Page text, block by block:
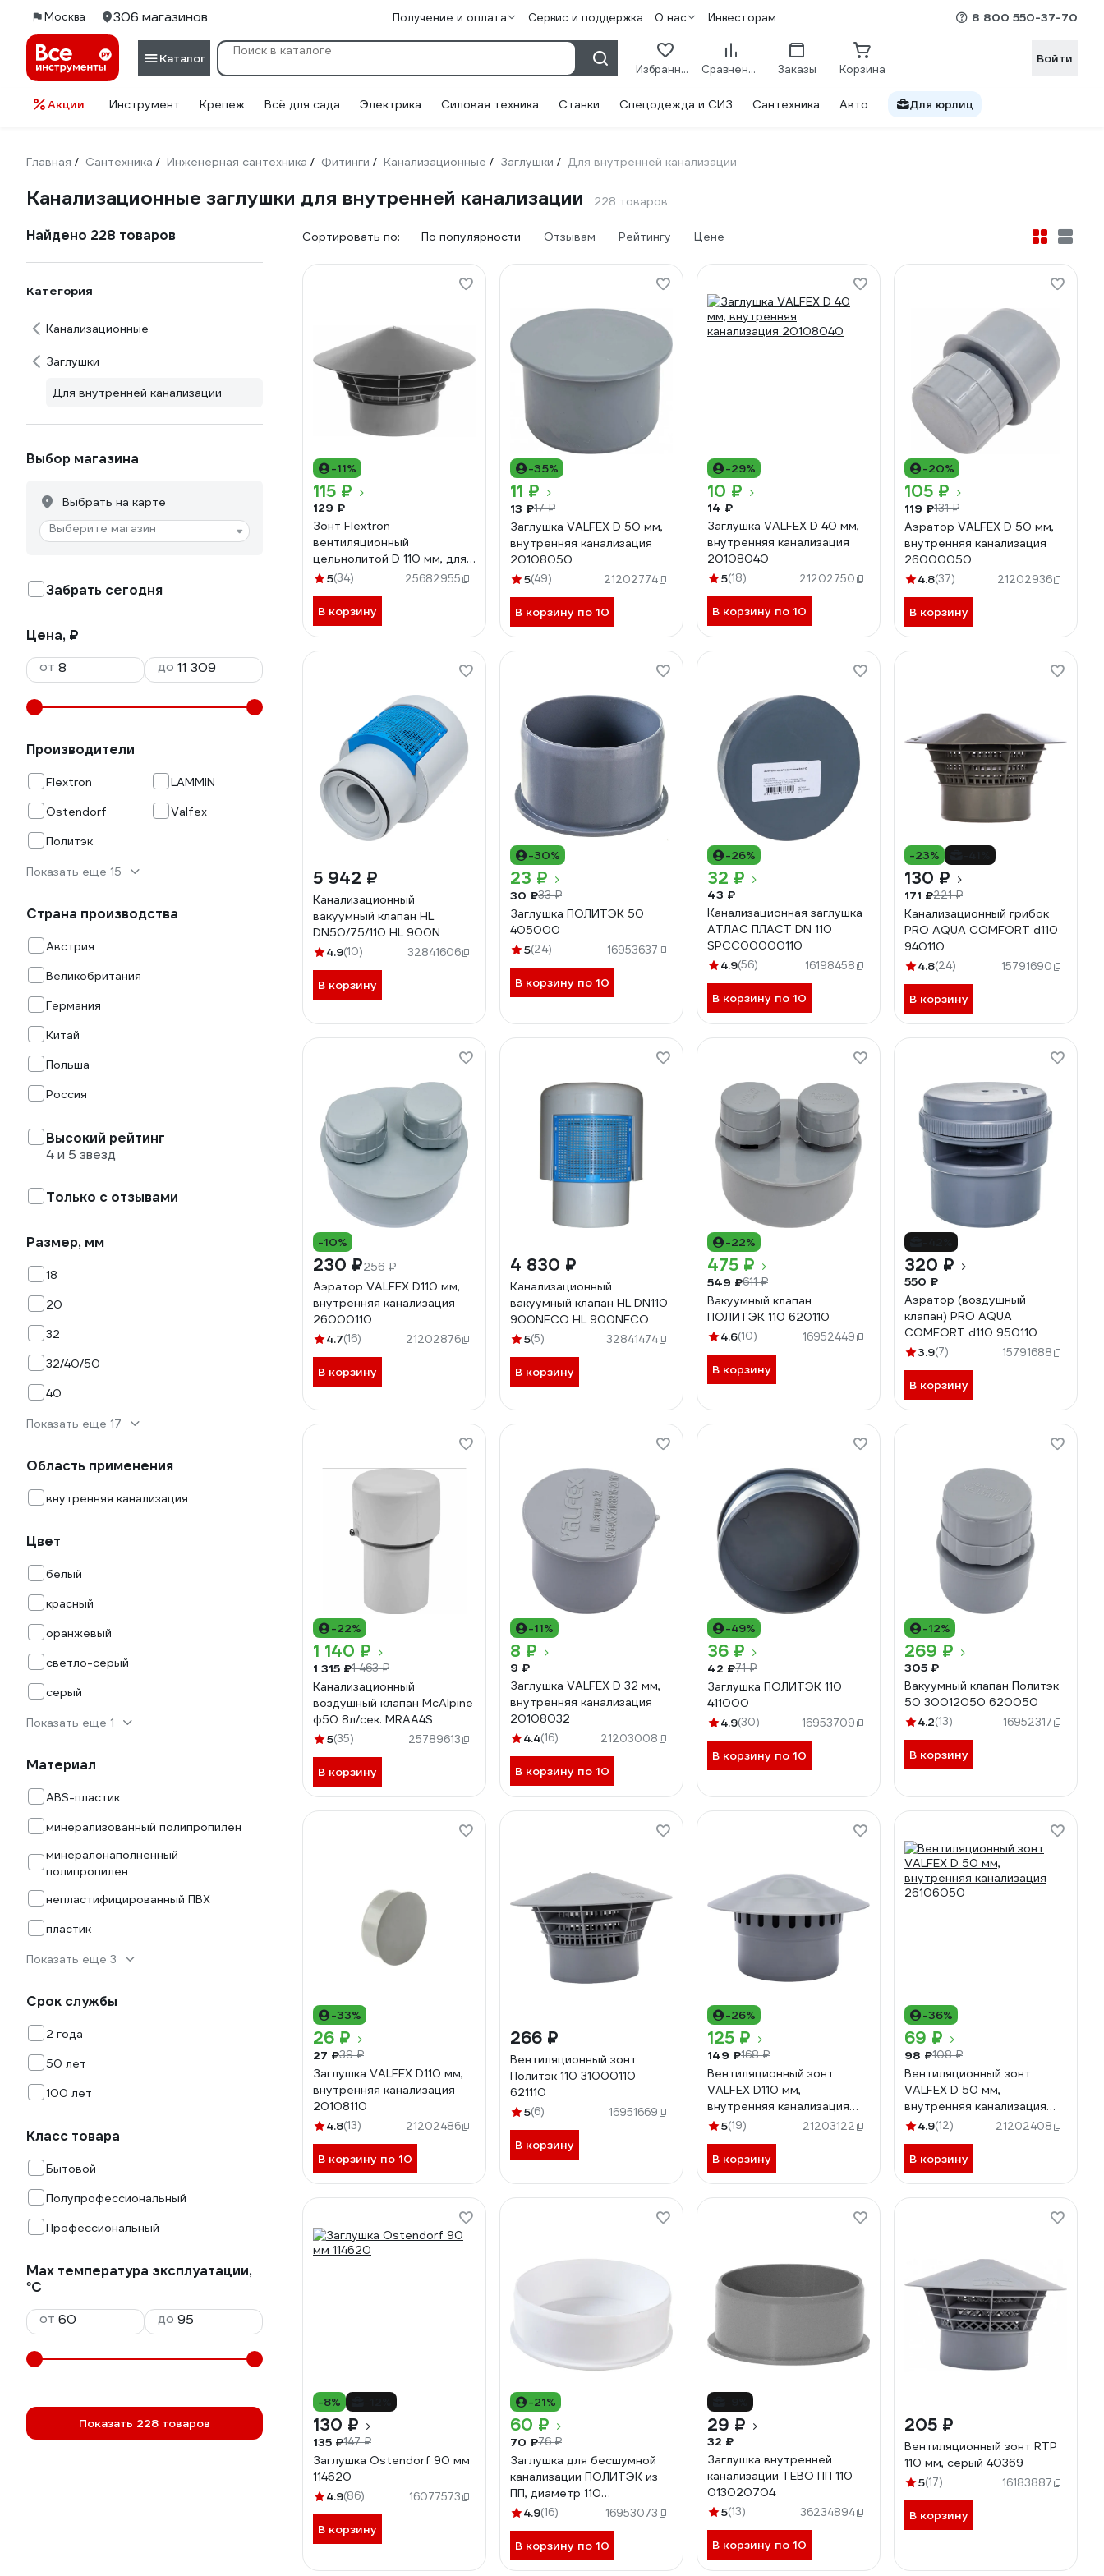
Москва 306 магазинов Получение и оплата Сервис и поддержка О нас Инвесторам 8 800 550-37-70
Каталог
Избранное Сравнение Заказы Корзина
Войти
Акции Инструмент Крепеж Всё для сада Электрика Силовая техника Станки Спецодежда и СИЗ Сантехника Авто Для юрлиц
Главная / Сантехника / Инженерная сантехника / Фитинги / Канализационные / Заглушки / Для внутренней канализации
Канализационные заглушки для внутренней канализации 228 товаров
Найдено 228 товаров
Категория
Канализационные
Заглушки
Для внутренней канализации
Выбор магазина
Выбрать на карте
Выберите магазин
Забрать сегодня
Цена, ₽
от
до
Производители
Flextron
LAMMIN
Ostendorf
Valfex
Политэк
Показать еще 15
Страна производства
Австрия
Великобритания
Германия
Китай
Польша
Россия
Высокий рейтинг
4 и 5 звезд
Только с отзывами
Размер, мм
18
20
32
32/40/50
40
Показать еще 17
Область применения
внутренняя канализация
Цвет
белый
красный
оранжевый
светло-серый
серый
Показать еще 1
Материал
ABS-пластик
минерализованный полипропилен
минералонаполненный
полипропилен
непластифицированный ПВХ
пластик
Показать еще 3
Срок службы
2 года
50 лет
100 лет
Класс товара
Бытовой
Полупрофессиональный
Профессиональный
Max температура эксплуатации,
°С
от
до
Показать 228 товаров
Сортировать по: По популярности Отзывам Рейтингу Цене
-11%
115 ₽
129 ₽
Зонт Flextron
вентиляционный
цельнолитой D 110 мм, для
внутренней канализации
5(34) 25682955
В корзину
-35%
11 ₽
13 ₽17 ₽
Заглушка VALFEX D 50 мм,
внутренняя канализация
20108050
5(49) 21202774
В корзину по 10
-29%
10 ₽
14 ₽
Заглушка VALFEX D 40 мм,
внутренняя канализация
20108040
5(18) 21202750
В корзину по 10
-20%
105 ₽
119 ₽131 ₽
Аэратор VALFEX D 50 мм,
внутренняя канализация
26000050
4.8(37) 21202936
В корзину
5 942 ₽
Канализационный
вакуумный клапан HL
DN50/75/110 HL 900N
4.9(10) 32841606
В корзину
-30%
23 ₽
30 ₽33 ₽
Заглушка ПОЛИТЭК 50
405000
5(24) 16953637
В корзину по 10
-26%
32 ₽
43 ₽
Канализационная заглушка
АТЛАС ПЛАСТ DN 110
SPCC00000110
4.9(56) 16198458
В корзину по 10
-23%
130 ₽
171 ₽221 ₽
Канализационный грибок
PRO AQUA COMFORT d110
940110
4.8(24) 15791690
В корзину
-10%
230 ₽256 ₽
Аэратор VALFEX D110 мм,
внутренняя канализация
26000110
4.7(16) 21202876
В корзину
4 830 ₽
Канализационный
вакуумный клапан HL DN110
900NECO HL 900NECO
5(5) 32841474
В корзину
-22%
475 ₽
549 ₽611 ₽
Вакуумный клапан
ПОЛИТЭК 110 620110
4.6(10) 16952449
В корзину
320 ₽
550 ₽
Аэратор (воздушный
клапан) PRO AQUA
COMFORT d110 950110
3.9(7) 15791688
В корзину
-22%
1 140 ₽
1 315 ₽1 463 ₽
Канализационный
воздушный клапан McAlpine
ф50 8л/сек. MRAA4S
5(35) 25789613
В корзину
-11%
8 ₽
9 ₽
Заглушка VALFEX D 32 мм,
внутренняя канализация
20108032
4.4(16) 21203008
В корзину по 10
-49%
36 ₽
42 ₽71 ₽
Заглушка ПОЛИТЭК 110
411000
4.9(30) 16953709
В корзину по 10
-12%
269 ₽
305 ₽
Вакуумный клапан Политэк
50 30012050 620050
4.2(13) 16952317
В корзину
-33%
26 ₽
27 ₽39 ₽
Заглушка VALFEX D110 мм,
внутренняя канализация
20108110
4.8(13) 21202486
В корзину по 10
266 ₽
Вентиляционный зонт
Политэк 110 31000110
621110
5(6) 16951669
В корзину
-26%
125 ₽
149 ₽168 ₽
Вентиляционный зонт
VALFEX D110 мм,
внутренняя канализация
26106110
5(19) 21203122
В корзину
-36%
69 ₽
98 ₽108 ₽
Вентиляционный зонт
VALFEX D 50 мм,
внутренняя канализация
26106050
4.9(12) 21202408
В корзину
-8%
130 ₽
135 ₽147 ₽
Заглушка Ostendorf 90 мм
114620
4.9(86) 16077573
В корзину
-21%
60 ₽
70 ₽76 ₽
Заглушка для бесшумной
канализации ПОЛИТЭК из
ПП, диаметр 110
400110000
4.9(16) 16953073
В корзину по 10
29 ₽
32 ₽
Заглушка внутренней
канализации TEBO ПП 110
013020704
5(13) 36234894
В корзину по 10
205 ₽
Вентиляционный зонт RTP
110 мм, серый 40369
5(17) 16183887
В корзину